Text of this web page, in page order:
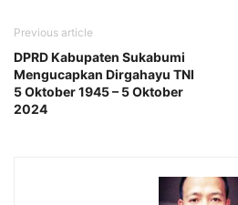
Previous article
DPRD Kabupaten Sukabumi
Mengucapkan Dirgahayu TNI
5 Oktober 1945 – 5 Oktober
2024